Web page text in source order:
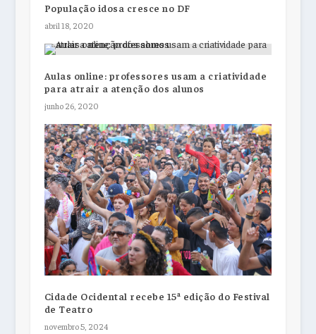
População idosa cresce no DF
abril 18, 2020
Aulas online: professores usam a criatividade
para atrair a atenção dos alunos
junho 26, 2020
Cidade Ocidental recebe 15ª edição do Festival
de Teatro
novembro 5, 2024